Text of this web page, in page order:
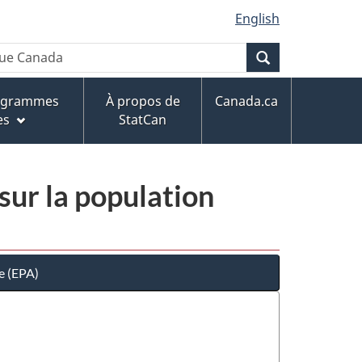
English
À propos de
StatCan
Canada.ca
la population
(EPA)